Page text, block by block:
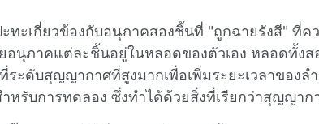
ทะเกี่ยวข้องกับอนุภาคสองชิ้นที่ "ถูกฉายรังสี" ที่ค
อนุภาคแต่ละชิ้นอยู่ในหลอดของตัวเอง หลอดทั้งส
ระดับสุญญากาศที่สูงมากเพื่อเพิ่มระยะเวลาของลํ
หรับการทดลอง ซึ่งทําได้ด้วยสิ่งที่เรียกว่าสุญญาก